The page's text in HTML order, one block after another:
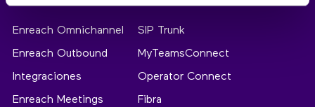
Enreach Omnichannel
Enreach Outbound
Integraciones
Enreach Meetings
SIP Trunk
MyTeamsConnect
Operator Connect
Fibra